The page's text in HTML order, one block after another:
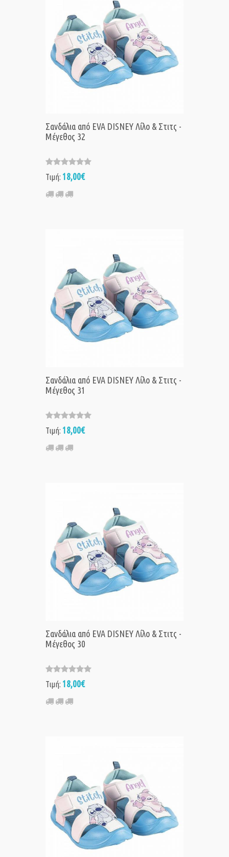
Σανδάλια από EVA DISNEY Λίλο & Στιτς -
Μέγεθος 32
Τιμή: 18,00€
Σανδάλια από EVA DISNEY Λίλο & Στιτς -
Μέγεθος 31
Τιμή: 18,00€
Σανδάλια από EVA DISNEY Λίλο & Στιτς -
Μέγεθος 30
Τιμή: 18,00€